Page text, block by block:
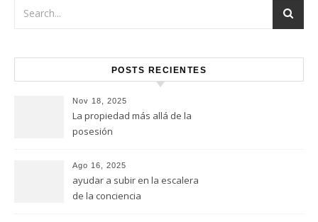
POSTS RECIENTES
Nov 18, 2025
La propiedad más allá de la
posesión
Ago 16, 2025
ayudar a subir en la escalera
de la conciencia